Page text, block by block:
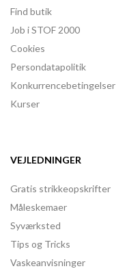
Find butik
Job i STOF 2000
Cookies
Persondatapolitik
Konkurrencebetingelser
Kurser
VEJLEDNINGER
Gratis strikkeopskrifter
Måleskemaer
Syværksted
Tips og Tricks
Vaskeanvisninger